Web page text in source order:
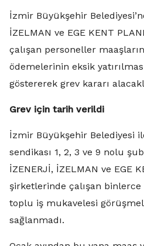
İzmir Büyükşehir
İZELMAN ve EGE KENT
çalışan personeller
ödemelerinin eksik
göstererek grev kararı
Grev için tarih verildi
İzmir Büyükşehir Belediyesi
sendikası 1, 2, 3 ve 9 nolu
İZENERJİ, İZELMAN ve EGE
şirketlerinde çalışan
toplu iş mukavelesi
sağlanmadı.